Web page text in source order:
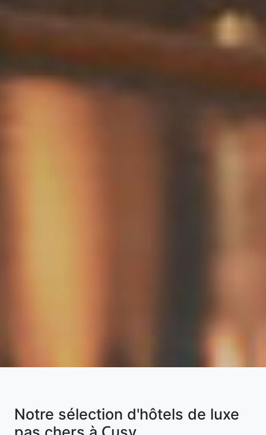
Notre sélection d'hôtels de luxe